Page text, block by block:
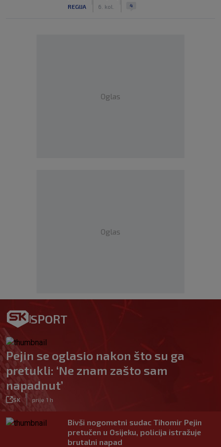
REGIJA 6. kol. 4
Oglas
Oglas
SPORT
Pejin se oglasio nakon što su ga
pretukli: ‘Ne znam zašto sam
napadnut’
SK prije 1 h
Bivši nogometni sudac Tihomir Pejin
pretučen u Osijeku, policija istražuje
brutalni napad